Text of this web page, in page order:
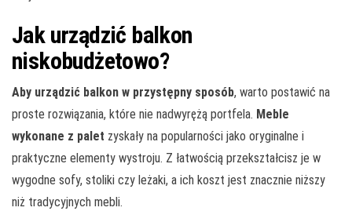
Jak urządzić balkon
niskobudżetowo?
Aby urządzić balkon w przystępny sposób, warto postawić na
proste rozwiązania, które nie nadwyrężą portfela. Meble
wykonane z palet zyskały na popularności jako oryginalne i
praktyczne elementy wystroju. Z łatwością przekształcisz je w
wygodne sofy, stoliki czy leżaki, a ich koszt jest znacznie niższy
niż tradycyjnych mebli.